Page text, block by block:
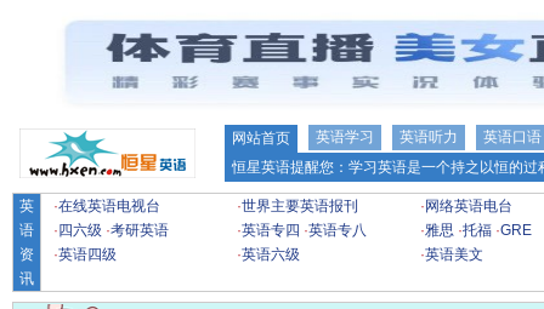
网站首页 英语学习 英语听力
英语口语
恒星英语提醒您：学习英语是一个持之以恒的
英
语
资
讯
·在线英语电视台 ·世界主要英语报刊 · 网络英语电台
· 四六级 ·考研英语 ·英语专四 ·英语专八 ·雅思 ·托福 ·GRE
·英语四级 ·英语六级 ·英语美文